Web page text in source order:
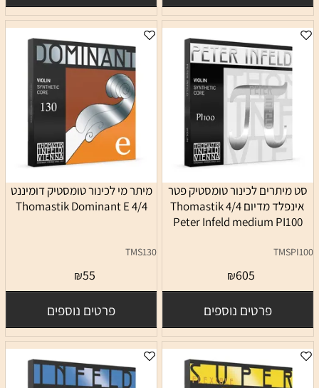
סט מיתרים לכינור טומסטיק פטר
אינפלד מדיום 4/4 Thomastik
Peter Infeld medium PI100
TMSPI100
₪605
פרטים נוספים
מיתר מי לכינור טומסטיק דומיננט
4/4 Thomastik Dominant E
TMS130
₪55
פרטים נוספים